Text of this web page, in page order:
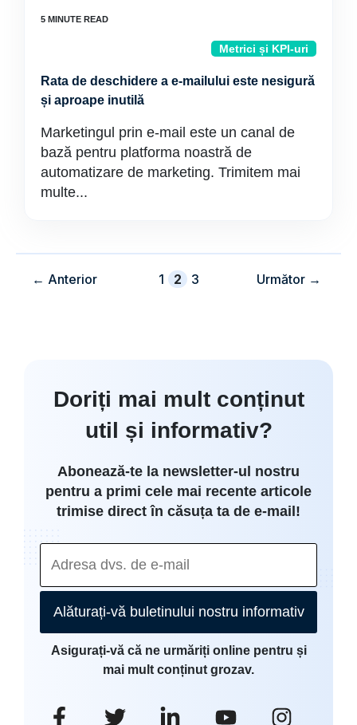
Metrici și KPI-uri
Rata de deschidere a e-mailului este nesigură
și aproape inutilă
Marketingul prin e-mail este un canal de
bază pentru platforma noastră de
automatizare de marketing. Trimitem mai
multe...
← Anterior Pagina
1 Pagina
2 Pagina
3 Următor →
Doriți mai mult conținut
util și informativ?
Abonează-te la newsletter-ul nostru
pentru a primi cele mai recente articole
trimise direct în căsuța ta de e-mail!
Alăturați-vă buletinului nostru informativ
Asigurați-vă că ne urmăriți online pentru și
mai mult conținut grozav.